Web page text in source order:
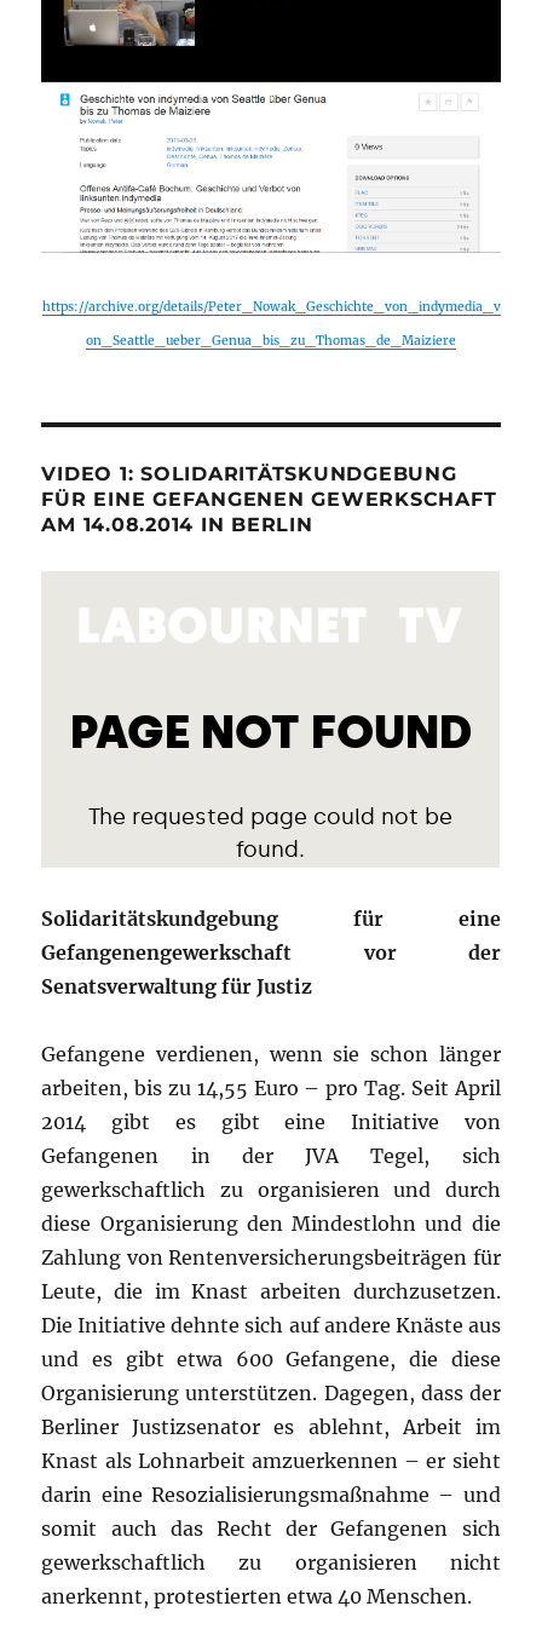
https://archive.org/details/Peter_Nowak_Geschichte_von_indymedia_v
on_Seattle_ueber_Genua_bis_zu_Thomas_de_Maiziere
VIDEO 1: SOLIDARITÄTSKUNDGEBUNG
FÜR EINE GEFANGENEN GEWERKSCHAFT
AM 14.08.2014 IN BERLIN
Solidaritätskundgebung für eine
Gefangenengewerkschaft vor der
Senatsverwaltung für Justiz
Gefangene verdienen, wenn sie schon länger
arbeiten, bis zu 14,55 Euro – pro Tag. Seit April
2014 gibt es gibt eine Initiative von
Gefangenen in der JVA Tegel, sich
gewerkschaftlich zu organisieren und durch
diese Organisierung den Mindestlohn und die
Zahlung von Rentenversicherungsbeiträgen für
Leute, die im Knast arbeiten durchzusetzen.
Die Initiative dehnte sich auf andere Knäste aus
und es gibt etwa 600 Gefangene, die diese
Organisierung unterstützen. Dagegen, dass der
Berliner Justizsenator es ablehnt, Arbeit im
Knast als Lohnarbeit amzuerkennen – er sieht
darin eine Resozialisierungsmaßnahme – und
somit auch das Recht der Gefangenen sich
gewerkschaftlich zu organisieren nicht
anerkennt, protestierten etwa 40 Menschen.